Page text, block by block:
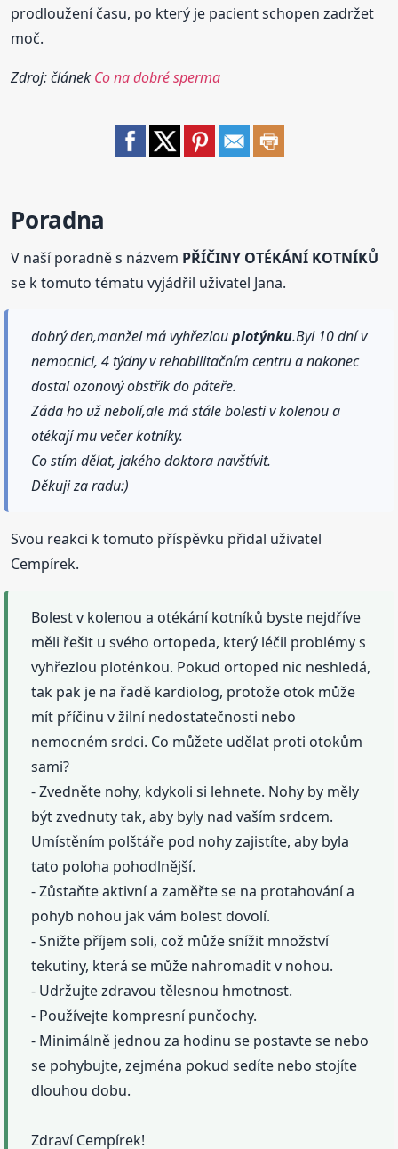
prodloužení času, po který je pacient schopen zadržet
moč.
Zdroj: článek Co na dobré sperma
Poradna
V naší poradně s názvem PŘÍČINY OTÉKÁNÍ KOTNÍKŮ
se k tomuto tématu vyjádřil uživatel Jana.
dobrý den,manžel má vyhřezlouplotýnku.Byl 10 dní v
nemocnici, 4 týdny v rehabilitačním centru a nakonec
dostal ozonový obstřik do páteře.
Záda ho už nebolí,ale má stále bolesti v kolenou a
otékají mu večer kotníky.
Co stím dělat, jakého doktora navštívit.
Děkuji za radu:)
Svou reakci k tomuto příspěvku přidal uživatel
Cempírek.
Bolest v kolenou a otékání kotníků byste nejdříve
měli řešit u svého ortopeda, který léčil problémy s
vyhřezlou ploténkou. Pokud ortoped nic neshledá,
tak pak je na řadě kardiolog, protože otok může
mít příčinu v žilní nedostatečnosti nebo
nemocném srdci. Co můžete udělat proti otokům
sami?
- Zvedněte nohy, kdykoli si lehnete. Nohy by měly
být zvednuty tak, aby byly nad vaším srdcem.
Umístěním polštáře pod nohy zajistíte, aby byla
tato poloha pohodlnější.
- Zůstaňte aktivní a zaměřte se na protahování a
pohyb nohou jak vám bolest dovolí.
- Snižte příjem soli, což může snížit množství
tekutiny, která se může nahromadit v nohou.
- Udržujte zdravou tělesnou hmotnost.
- Používejte kompresní punčochy.
- Minimálně jednou za hodinu se postavte se nebo
se pohybujte, zejména pokud sedíte nebo stojíte
dlouhou dobu.
Zdraví Cempírek!